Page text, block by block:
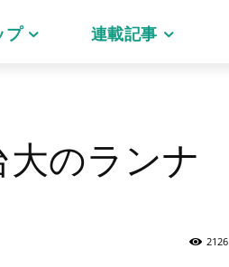
プ 連載記事
のランナ
2126